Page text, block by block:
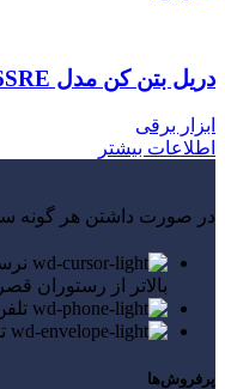
دریل بتن کن مدل BS26SRE باس BOSS
ابزار برقی
اطلاعات بیشتر
در صورت داشتن هر گونه
بالاتر از رستوران
تلفن
پرفروش‌ها